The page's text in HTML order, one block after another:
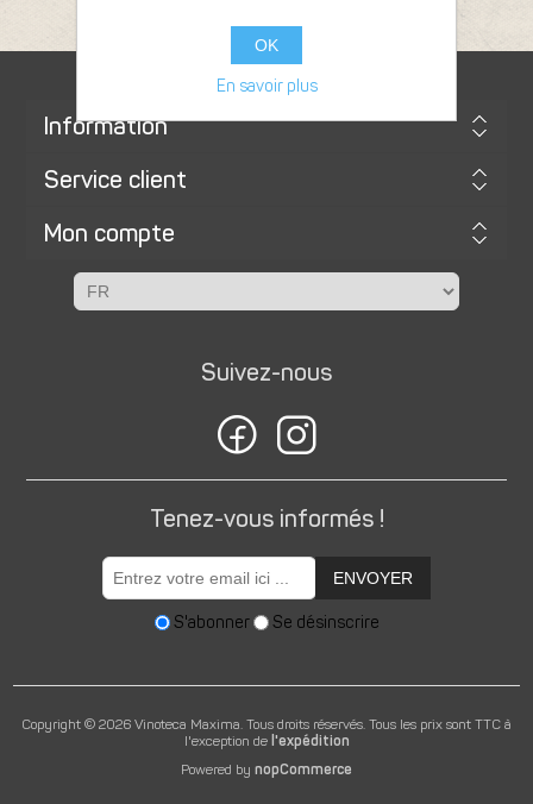
Information
Service client
Mon compte
Suivez-nous
Tenez-vous informés !
ENVOYER
S'abonner Se désinscrire
Copyright © 2026 Vinoteca Maxima. Tous droits réservés. Tous les prix sont TTC à
l'exception de l'expédition
Powered by nopCommerce
OK
En savoir plus